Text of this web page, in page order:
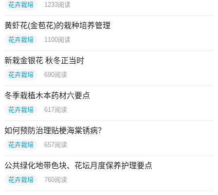
花卉栽培 1233阅读
黄虾花(金苞花)的栽种培养管理
花卉栽培 1100阅读
新栽金银花 秋冬正当时
花卉栽培 690阅读
冬季栽植木本药材六要点
花卉栽培 617阅读
如何预防治理贴梗海棠锈病？
花卉栽培 657阅读
公共绿化地带色块、花坛月度保养护理要点
花卉栽培 760阅读